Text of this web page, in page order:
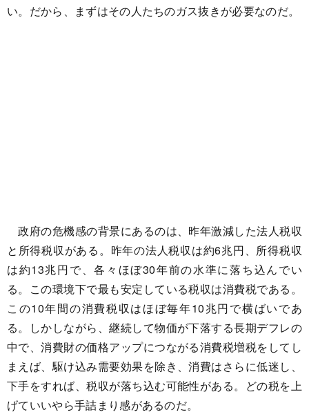
い。だから、まずはその人たちのガス抜きが必要なのだ。
政府の危機感の背景にあるのは、昨年激減した法人税収
と所得税収がある。昨年の法人税収は約6兆円、所得税収
は約13兆円で、各々ほぼ30年前の水準に落ち込んでい
る。この環境下で最も安定している税収は消費税である。
この10年間の消費税収はほぼ毎年10兆円で横ばいであ
る。しかしながら、継続して物価が下落する長期デフレの
中で、消費財の価格アップにつながる消費税増税をしてし
まえば、駆け込み需要効果を除き、消費はさらに低迷し、
下手をすれば、税収が落ち込む可能性がある。どの税を上
げていいやら手詰まり感があるのだ。